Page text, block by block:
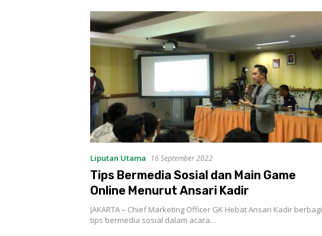
Liputan Utama 16 September 2022
Tips Bermedia Sosial dan Main Game
Online Menurut Ansari Kadir
JAKARTA – Chief Marketing Officer GK Hebat Ansari Kadir berbagi
tips bermedia sosial dalam acara…